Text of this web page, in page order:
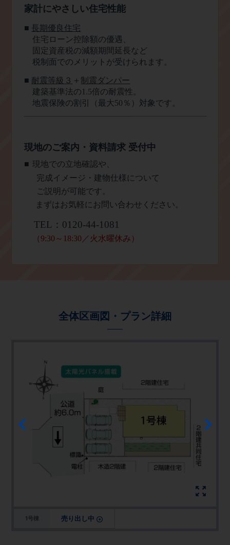
家計にやさしい住宅性能
■ 長期優良住宅
住宅ローン控除額の優遇、
固定資産税の減額期間延長など
税制面でのメリットが受けられます。
■ 耐震等級 ３ ＋ 制震ダンパー
建築基準法の 1.5倍の耐震性。
地震保険の割引（最大50 ％）対象です。
現地のご案内・資料請求 受付中
■ 現地での立地確認や、
完成イメージ・建物仕様について
ご説明が可能です。
まずはお気軽にお問い合わせください。
TEL ： 0120-44-1081
（ 9:30 ～ 18:30 ／火水曜休み）
全体区画図・プラン詳細
1号棟 売り出し中